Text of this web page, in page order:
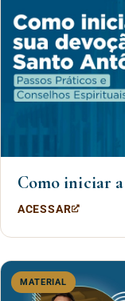
Como iniciar
ACESSAR
MATERIAL